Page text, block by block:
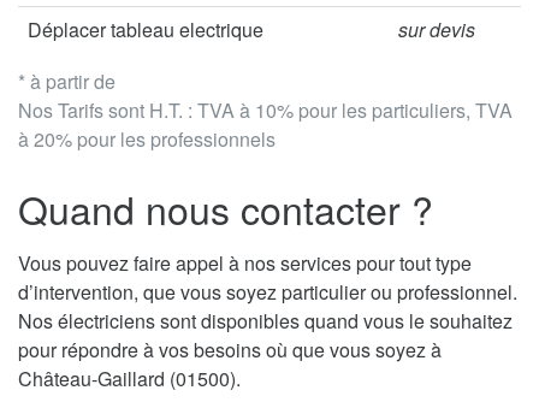
* à partir de
Nos Tarifs sont H.T. : TVA à 10% pour les particuliers, TVA
à 20% pour les professionnels
Déplacer tableau electrique
sur devis
Quand nous contacter ?
Vous pouvez faire appel à nos services pour tout type
d’intervention, que vous soyez particulier ou professionnel.
Nos électriciens sont disponibles quand vous le souhaitez
pour répondre à vos besoins où que vous soyez à
Château-Gaillard (01500).